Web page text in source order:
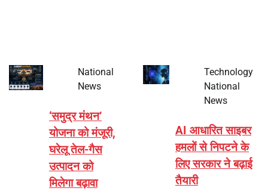
National
News
‘समुद्र मंथन’
योजना को मंजूरी,
घरेलू तेल-गैस
उत्पादन को
मिलेगा बढ़ावा
Technology
National
News
AI आधारित साइबर
हमलों से निपटने के
लिए सरकार ने बढ़ाई
तैयारी